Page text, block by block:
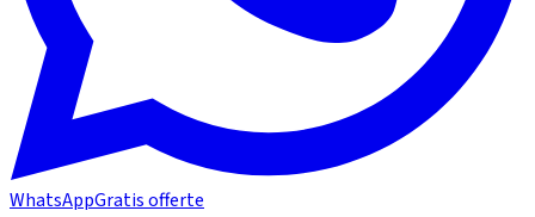
WhatsAppGratis offerte